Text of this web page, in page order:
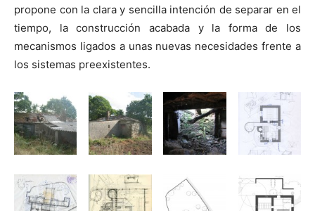
propone con la clara y sencilla intención de separar en el
tiempo, la construcción acabada y la forma de los
mecanismos ligados a unas nuevas necesidades frente a
los sistemas preexistentes.